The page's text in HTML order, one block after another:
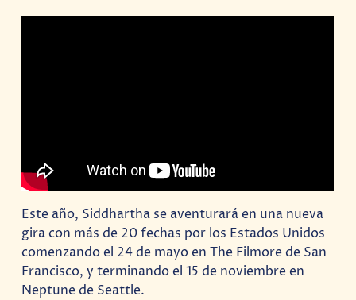
Este año, Siddhartha se aventurará en una nueva
gira con más de 20 fechas por los Estados Unidos
comenzando el 24 de mayo en The Filmore de San
Francisco, y terminando el 15 de noviembre en
Neptune de Seattle.